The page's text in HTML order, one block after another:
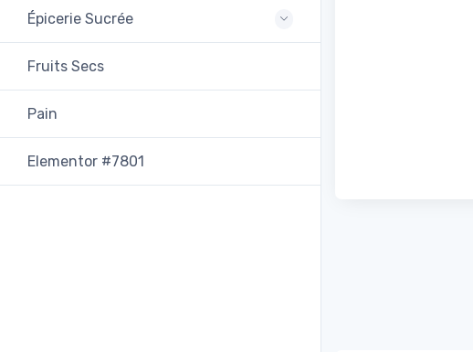
Épicerie Sucrée
Fruits Secs
Pain
Elementor #7801